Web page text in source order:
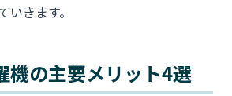
いきます。
機の主要メリット4選